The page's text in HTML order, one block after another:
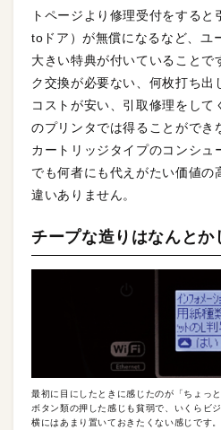
トページより修理受付をする
toドア）が無償になるなど、ユ
大きい特典が付いていることで
ク交換が必要ない、何枚打ち出
コストが安い、引取修理をして
のプリンタでは得ることができ
カートリッジタイプのコンシュ
でも何者にも代えがたい価値の
違いありません。
チープな造りはなんとか
最初に目にしたときに感じたのが「ちょっ
ボタン類の押した感じも貧弱で、いくらビ
横にはあまり置いておきたくない感じです